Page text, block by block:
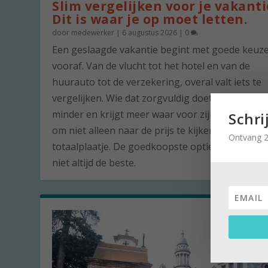
Slim vergelijken voor je
Dit is waar je op moet letten.
door medewerker | 6 augustus 2026 | 0
Een geslaagde vakantie begint met goede
vooraf. Van de vlucht tot het hotel en van de
huurauto tot de verzekering, overal valt iets te
vergelijken. Wie dat zorgvuldig doet, betaalt vaak
minder en krijgt meer waar voor zijn geld. De
om niet alleen naar de prijs te kijken, maar naar
totaalplaatje. De goedkoopste optie is namelijk
niet altijd de beste.
Ontvang